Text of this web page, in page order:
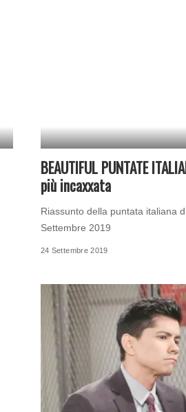
BEAUTIFUL PUNTATE
più incaxxata
Riassunto della puntata italiana
Settembre 2019
24 Settembre 2019